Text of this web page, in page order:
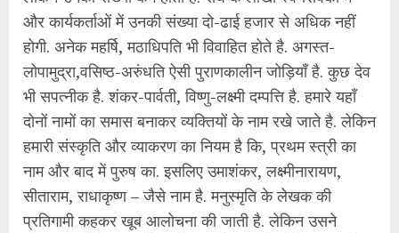
और कार्यकर्ताओं में उनकी संख्या दो-ढाई हजार से अधिक नहीं
होगी. अनेक महर्षि, मठाधिपति भी विवाहित होते है. अगस्त-
लोपामुद्रा,वसिष्ठ-अरुंधति ऐसी पुराणकालीन जोड़ियॉं है. कुछ देव
भी सपत्नीक है. शंकर-पार्वती, विष्णु-लक्ष्मी दम्पत्ति है. हमारे यहॉं
दोनों नामों का समास बनाकर व्यक्तियों के नाम रखे जाते है. लेकिन
हमारी संस्कृति और व्याकरण का नियम है कि, प्रथम स्त्री का
नाम और बाद में पुरुष का. इसलिए उमाशंकर, लक्ष्मीनारायण,
सीताराम, राधाकृष्ण – जैसे नाम है. मनुस्मृति के लेखक की
प्रतिगामी कहकर खूब आलोचना की जाती है. लेकिन उसने